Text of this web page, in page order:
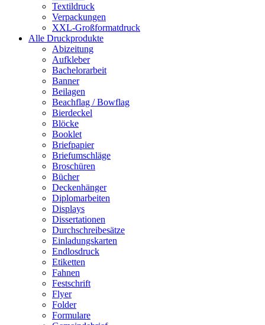
Textildruck
Verpackungen
XXL-Großformatdruck
Alle Druckprodukte
Abizeitung
Aufkleber
Bachelorarbeit
Banner
Beilagen
Beachflag / Bowflag
Bierdeckel
Blöcke
Booklet
Briefpapier
Briefumschläge
Broschüren
Bücher
Deckenhänger
Diplomarbeiten
Displays
Dissertationen
Durchschreibesätze
Einladungskarten
Endlosdruck
Etiketten
Fahnen
Festschrift
Flyer
Folder
Formulare